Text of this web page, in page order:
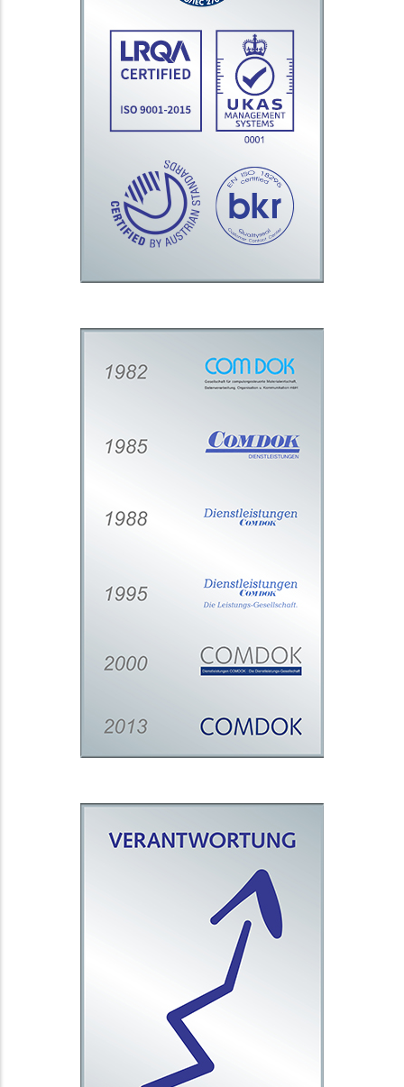
auditiert und zertifizier
t
; seit 2018
Zusätzlich weisen wir mit unserer
27001 Zertifizierung
die Wirksamkeit
unseres Informationssicherheits-
Managementsystems glaubwürdig
nach. Die kontinuierliche
und Dienstleistungen verstehen wir
als Daueraufgabe und stetige
Herausforderung.
1982 nahm die COMDOK ihre
Tätigkeit mit 6 Mitarbeiterinnen
und Mitarbeitern auf. Heute
Stellenangebote
Bei COMDOK finden Sie ein
Teamumfeld und eine
Führungskultur, die Ihre
fachlichen und persönlichen
Stärken wertschätzen, Ihnen
entsprechend Ihrer
Qualifikationen und Vorstellungen
anspruchsvolle und interessante
Aufgaben bieten sowie Ihre
Weiterentwicklung fördern. Wir